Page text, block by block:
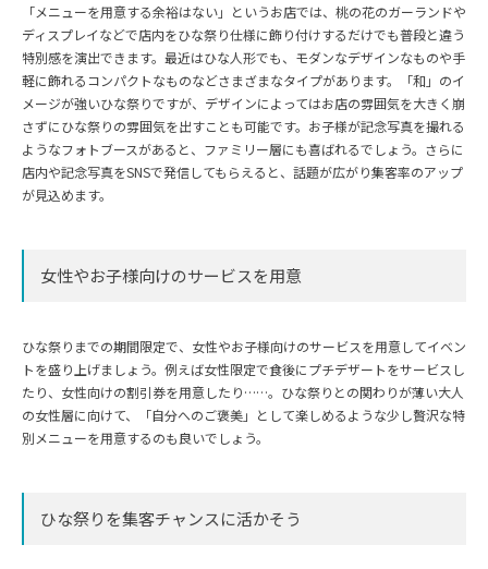
「メニューを用意する余裕はない」というお店では、桃の花のガーランドや
ディスプレイなどで店内をひな祭り仕様に飾り付けするだけでも普段と違う
特別感を演出できます。最近はひな人形でも、モダンなデザインなものや手
軽に飾れるコンパクトなものなどさまざまなタイプがあります。「和」のイ
メージが強いひな祭りですが、デザインによってはお店の雰囲気を大きく崩
さずにひな祭りの雰囲気を出すことも可能です。お子様が記念写真を撮れる
ようなフォトブースがあると、ファミリー層にも喜ばれるでしょう。さらに
店内や記念写真をSNSで発信してもらえると、話題が広がり集客率のアップ
が見込めます。
女性やお子様向けのサービスを用意
ひな祭りまでの期間限定で、女性やお子様向けのサービスを用意してイベン
トを盛り上げましょう。例えば女性限定で食後にプチデザートをサービスし
たり、女性向けの割引券を用意したり……。ひな祭りとの関わりが薄い大人
の女性層に向けて、「自分へのご褒美」として楽しめるような少し贅沢な特
別メニューを用意するのも良いでしょう。
ひな祭りを集客チャンスに活かそう